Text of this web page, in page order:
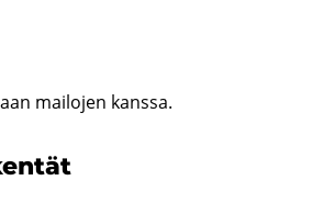
mai­lo­jen kans­sa.